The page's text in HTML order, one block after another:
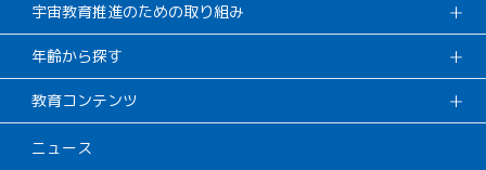
宇宙教育推進のための取り組み
年齢から探す
教育コンテンツ
ニュース